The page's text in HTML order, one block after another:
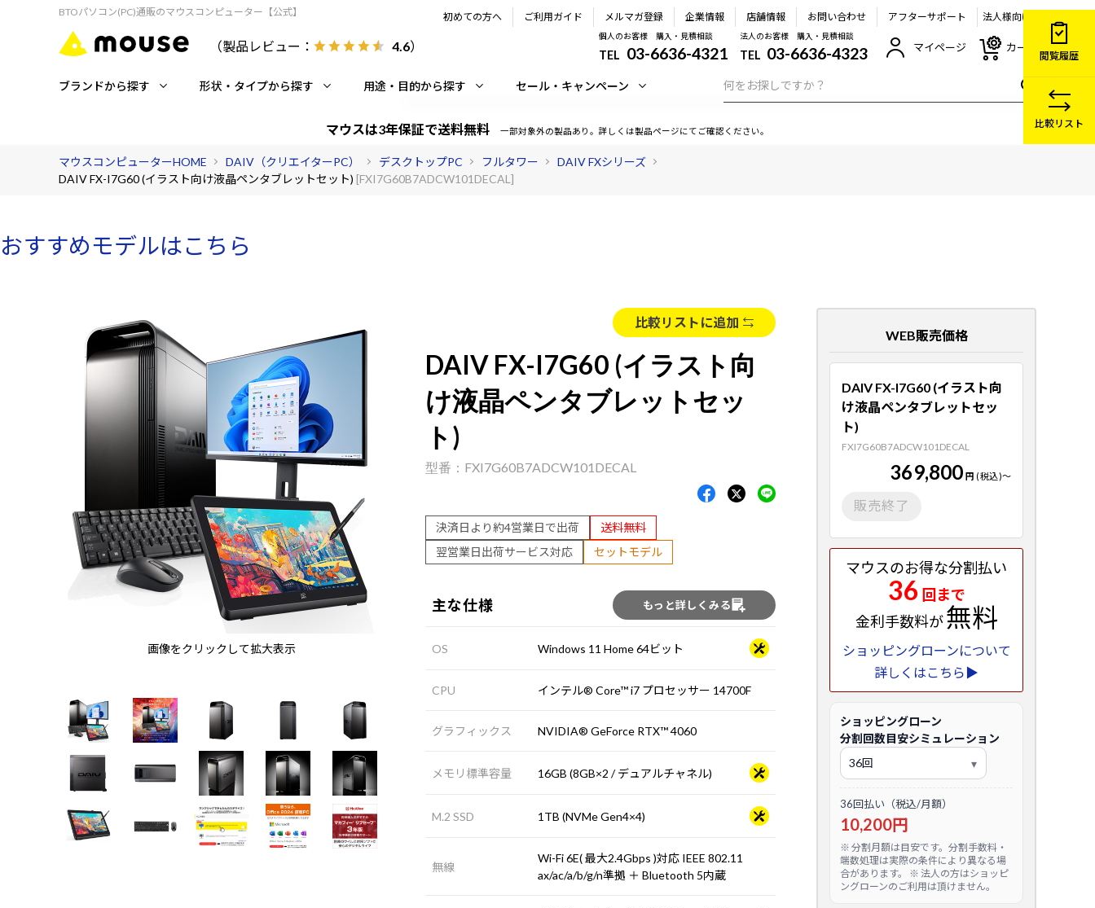
BTOパソコン(PC)通販のマウスコンピューター【公式】
（製品レビュー： 4.6）
初めての方へ ご利用ガイド メルマガ登録 企業情報 店舗情報 お問い合わせ アフターサポート 法人様向け
個人のお客様 購入・見積相談
TEL 03-6636-4321
法人のお客様 購入・見積相談
TEL 03-6636-4323 マイページ カート
ブランドから探す 形状・タイプから探す 用途・目的から探す セール・キャンペーン
マウスは3年保証で送料無料 一部対象外の製品あり。詳しくは製品ページにてご確認ください。
マウスコンピューターHOME DAIV（クリエイターPC） デスクトップPC フルタワー
DAIV FXシリーズ
DAIV FX-I7G60 (イラスト向け液晶ペンタブレットセット) [FXI7G60B7ADCW101DECAL]
おすすめモデルはこちら
画像をクリックして拡大表示
比較リストに追加
DAIV FX-I7G60 (イラスト向
け液晶ペンタブレットセッ
ト)
FXI7G60B7ADCW101DECAL
決済日より約4営業日で出荷
送料無料
翌営業日出荷サービス対応
セットモデル
主な仕様 もっと詳しくみる
OS Windows 11 Home 64ビット
CPU インテル® Core™ i7 プロセッサー 14700F
グラフィックス NVIDIA® GeForce RTX™ 4060
メモリ標準容量 16GB (8GB×2 / デュアルチャネル)
M.2 SSD 1TB (NVMe Gen4×4)
無線
Wi-Fi 6E( 最大2.4Gbps )対応 IEEE 802.11
ax/ac/a/b/g/n準拠 ＋ Bluetooth 5内蔵
WEB販売価格
DAIV FX-I7G60 (イラスト向
け液晶ペンタブレットセッ
ト)
FXI7G60B7ADCW101DECAL
369,800 円 (税込)～
販売終了
マウスのお得な分割払い
36 回まで
金利手数料が無料
ショッピングローンについて
詳しくはこちら▶
ショッピングローン
分割回数目安シミュレーション
36回払い（税込/月額）
10,200円
※ 分割月額は目安です。分割手数料・
端数処理は実際の条件により異なる場
合があります。 ※ 法人の方はショッピ
ングローンのご利用は頂けません。
閲覧履歴
比較リスト